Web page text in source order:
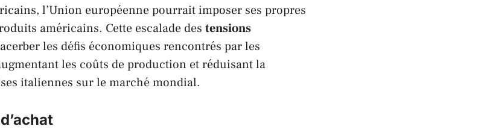
l’Union européenne pourrait imposer ses propres
américains. Cette escalade des tensions
les défis économiques rencontrés par les
les coûts de production et réduisant la
italiennes sur le marché mondial.